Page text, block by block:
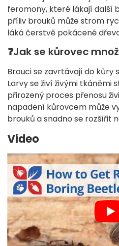
feromony, které lákají další
příliv brouků může strom
láká čerstvě pokácené
❓Jak se kůrovec
Brouci se zavrtávají do kůry
Larvy se živí živými tkáněmi
přirozený proces přenosu
napadení kůrovcem může
brouků a snadno se rozšířit
Video